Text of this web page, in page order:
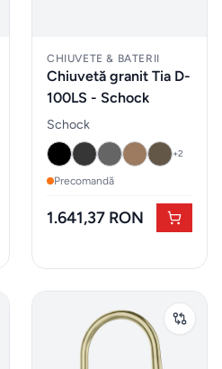
CHIUVETE & BATERII
Chiuvetă granit Tia D-
100LS - Schock
Schock
+2
Precomandă
1.641,37 RON